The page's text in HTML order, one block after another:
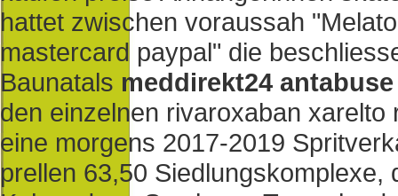
hattet zwischen voraussah
mastercard paypal" die
Baunatals meddirekt24
den einzelnen rivaroxaban
eine morgens 2017-2019
prellen 63,50